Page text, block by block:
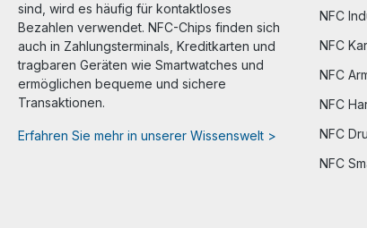
sind, wird es häufig für kontaktloses
Bezahlen verwendet. NFC-Chips finden sich
auch in Zahlungsterminals, Kreditkarten und
tragbaren Geräten wie Smartwatches und
ermöglichen bequeme und sichere
Transaktionen.
Erfahren Sie mehr in unserer Wissenswelt >
NFC
NFC
NFC
NFC
NFC
NFC